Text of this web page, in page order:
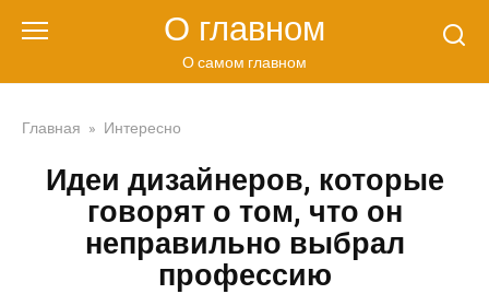
О главном
О самом главном
Главная » Интересно
Идеи дизайнеров, которые
говорят о том, что он
неправильно выбрал
профессию